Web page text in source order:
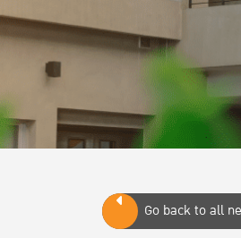
Go back to all